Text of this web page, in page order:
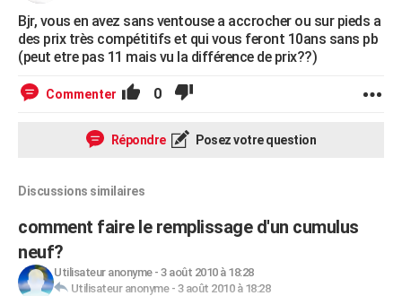
Bjr, vous en avez sans ventouse a accrocher ou sur pieds a
des prix très compétitifs et qui vous feront 10ans sans pb
(peut etre pas 11 mais vu la différence de prix??)
Commenter 0
Répondre Posez votre question
Discussions similaires
comment faire le remplissage d'un cumulus
neuf?
Utilisateur anonyme- 3 août 2010 à 18:28
Utilisateur anonyme- 3 août 2010 à 18:28